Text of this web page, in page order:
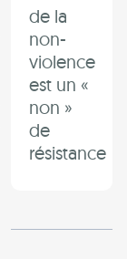
de la
non-
violence
est un «
non »
de
résistance